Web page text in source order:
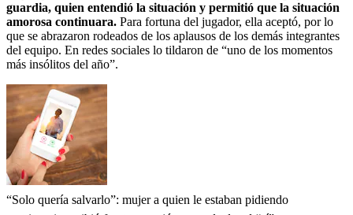
guardia, quien entendió la situación y permitió que la situación
amorosa continuara. Para fortuna del jugador, ella aceptó, por lo
que se abrazaron rodeados de los aplausos de los demás integrantes
del equipo. En redes sociales lo tildaron de “uno de los momentos
más insólitos del año”.
“Solo quería salvarlo”: mujer a quien le estaban pidiendo